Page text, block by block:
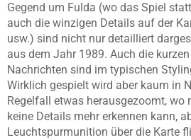
Gegend um Fulda (wo das Spiel
auch die winzigen Details auf der
usw.) sind nicht nur detailliert
aus dem Jahr 1989. Auch die
Nachrichten sind im typischen
Wirklich gespielt wird aber kaum in
Regelfall etwas herausgezoomt, wo
keine Details mehr erkennen kann,
Leuchtspurmunition über die Karte